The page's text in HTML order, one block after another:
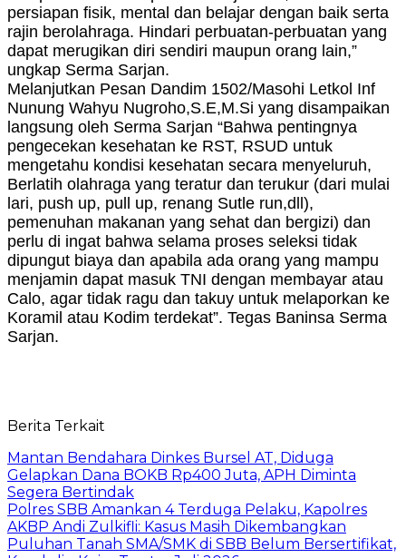
persiapan fisik, mental dan belajar dengan baik serta
rajin berolahraga. Hindari perbuatan-perbuatan yang
dapat merugikan diri sendiri maupun orang lain,”
ungkap Serma Sarjan.
Melanjutkan Pesan Dandim 1502/Masohi Letkol Inf
Nunung Wahyu Nugroho,S.E,M.Si yang disampaikan
langsung oleh Serma Sarjan “Bahwa pentingnya
pengecekan kesehatan ke RST, RSUD untuk
mengetahu kondisi kesehatan secara menyeluruh,
Berlatih olahraga yang teratur dan terukur (dari mulai
lari, push up, pull up, renang Sutle run,dll),
pemenuhan makanan yang sehat dan bergizi) dan
perlu di ingat bahwa selama proses seleksi tidak
dipungut biaya dan apabila ada orang yang mampu
menjamin dapat masuk TNI dengan membayar atau
Calo, agar tidak ragu dan takuy untuk melaporkan ke
Koramil atau Kodim terdekat”. Tegas Baninsa Serma
Sarjan.
Berita Terkait
Mantan Bendahara Dinkes Bursel AT, Diduga
Gelapkan Dana BOKB Rp400 Juta, APH Diminta
Segera Bertindak
Polres SBB Amankan 4 Terduga Pelaku, Kapolres
AKBP Andi Zulkifli: Kasus Masih Dikembangkan
Puluhan Tanah SMA/SMK di SBB Belum Bersertifikat,